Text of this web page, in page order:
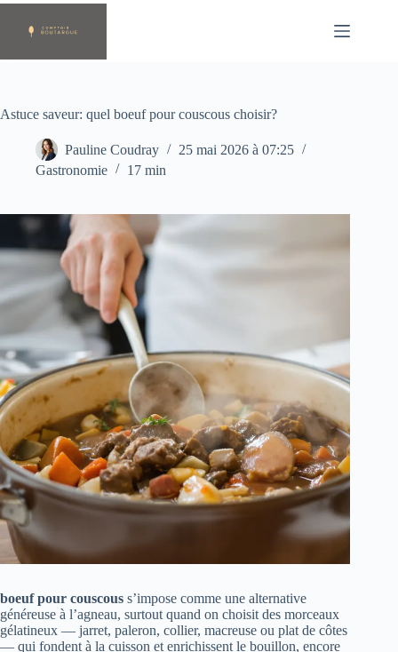
Passer
contenu
Astuce saveur: quel boeuf pour couscous choisir?
Pauline Coudray
25 mai 2026 à 07:25
Gastronomie
17 min
boeuf pour couscous s’impose comme une alternative
généreuse à l’agneau, surtout quand on choisit des morceaux
gélatineux — jarret, paleron, collier, macreuse ou plat de côtes
— qui fondent à la cuisson et enrichissent le bouillon, encore